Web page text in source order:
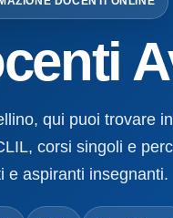
qui puoi trovare
corsi singoli e
e aspiranti insegnanti.